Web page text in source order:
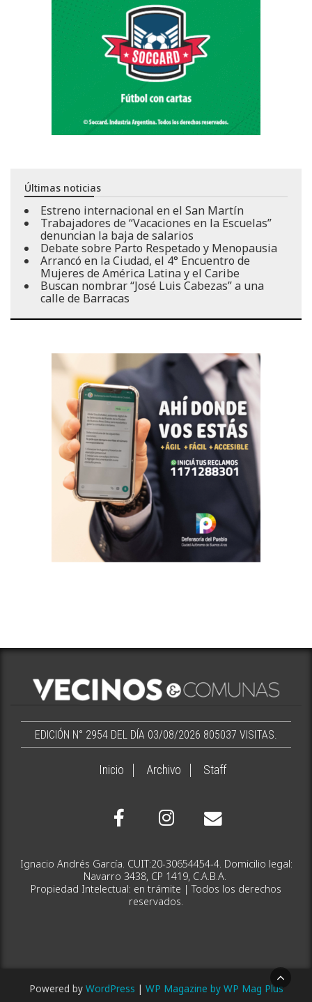
Últimas noticias
Estreno internacional en el San Martín
Trabajadores de “Vacaciones en la Escuelas”
denuncian la baja de salarios
Debate sobre Parto Respetado y Menopausia
Arrancó en la Ciudad, el 4° Encuentro de
Mujeres de América Latina y el Caribe
Buscan nombrar “José Luis Cabezas” a una
calle de Barracas
EDICIÓN N° 2954 DEL DÍA 03/08/2026 805037 VISITAS.
Inicio Archivo Staff
Ignacio Andrés García. CUIT:20-30654454-4. Domicilio legal:
Navarro 3438, CP 1419, C.A.B.A.
Propiedad Intelectual: en trámite | Todos los derechos
reservados.
Powered by WordPress | WP Magazine by WP Mag Plus